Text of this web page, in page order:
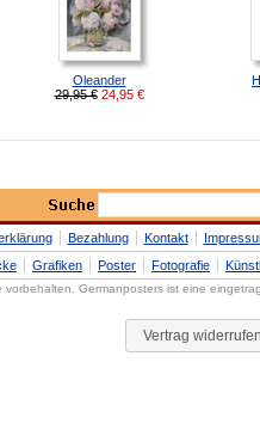
Oleander
29,95 € 24,95 €
Bezahlung Kontakt
Grafiken Poster Fotografie
vorbehalten. Germanposters ist eine
Vertrag